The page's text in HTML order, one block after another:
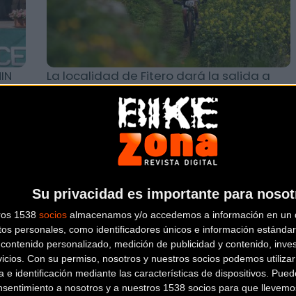
Su privacidad es importante para
1538 socios almacenamos y/o accedemos a información en un
personales, como identificadores únicos e información
personalizado, medición de publicidad y contenido,
Con su permiso, nosotros y nuestros socios podemos
e identificación mediante las características de dispositivos.
a nosotros y a nuestros 1538 socios para que
La localidad de Fitero dará la salida a
una nueva edición de la Copa BTT Caja
La Copa de España BTT XCO 2023